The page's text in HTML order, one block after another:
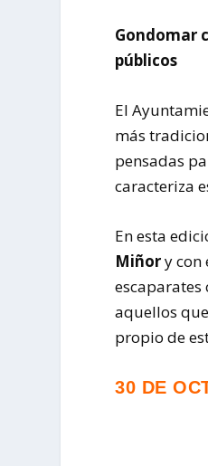
Gondomar
públicos
El
más
pensadas
caracteriza
En esta
Miñory con
escaparates
aquellos
propio de
30 DE